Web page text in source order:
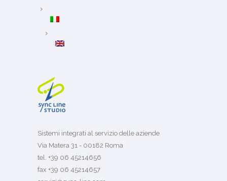
Sistemi integrati al servizio delle aziende
Via Matera 31 - 00182 Roma
tel. +39 06 45214656
fax +39 06 45214657